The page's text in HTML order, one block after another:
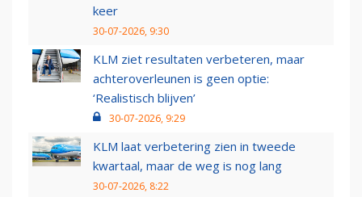
keer
30-07-2026, 9:30
KLM ziet resultaten verbeteren, maar
achteroverleunen is geen optie:
‘Realistisch blijven’
30-07-2026, 9:29
KLM laat verbetering zien in tweede
kwartaal, maar de weg is nog lang
30-07-2026, 8:22